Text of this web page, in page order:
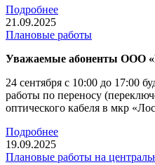
Подробнее
21.09.2025
Плановые работы
Уважаемые абоненты ООО
24 сентября с 10:00 до 17:00
работы по переносу
оптического кабеля в мкр
Подробнее
19.09.2025
Плановые работы на